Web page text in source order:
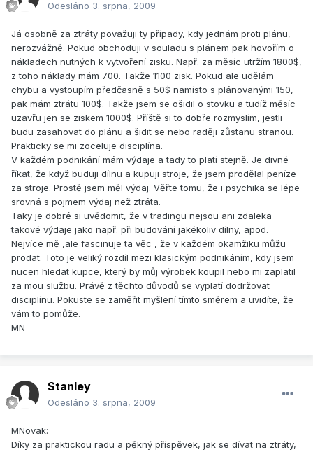
Odesláno 3. srpna, 2009
Já osobně za ztráty považuji ty případy, kdy jednám proti plánu,
nerozvážně. Pokud obchoduji v souladu s plánem pak hovořím o
nákladech nutných k vytvoření zisku. Např. za měsíc utržím 1800$,
z toho náklady mám 700. Takže 1100 zisk. Pokud ale udělám
chybu a vystoupím předčasně s 50$ namísto s plánovanými 150,
pak mám ztrátu 100$. Takže jsem se ošidil o stovku a tudíž měsíc
uzavřu jen se ziskem 1000$. Příště si to dobře rozmyslím, jestli
budu zasahovat do plánu a šidit se nebo raději zůstanu stranou.
Prakticky se mi zoceluje disciplína.
V každém podnikání mám výdaje a tady to platí stejně. Je divné
říkat, že když buduji dílnu a kupuji stroje, že jsem prodělal peníze
za stroje. Prostě jsem měl výdaj. Věřte tomu, že i psychika se lépe
srovná s pojmem výdaj než ztráta.
Taky je dobré si uvědomit, že v tradingu nejsou ani zdaleka
takové výdaje jako např. při budování jakékoliv dílny, apod.
Nejvíce mě ,ale fascinuje ta věc , že v každém okamžiku můžu
prodat. Toto je veliký rozdíl mezi klasickým podnikáním, kdy jsem
nucen hledat kupce, který by můj výrobek koupil nebo mi zaplatil
za mou službu. Právě z těchto důvodů se vyplatí dodržovat
disciplínu. Pokuste se zaměřit myšlení tímto směrem a uvidíte, že
vám to pomůže.
MN
Stanley
Odesláno 3. srpna, 2009
MNovak:
Díky za praktickou radu a pěkný příspěvek, jak se dívat na ztráty,